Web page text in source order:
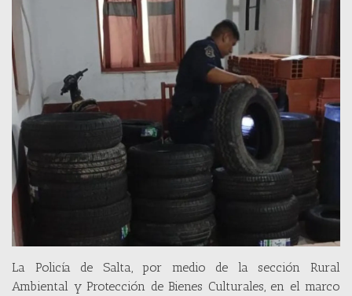
La Policía de Salta, por medio de la sección Rural
Ambiental y Protección de Bienes Culturales, en el marco